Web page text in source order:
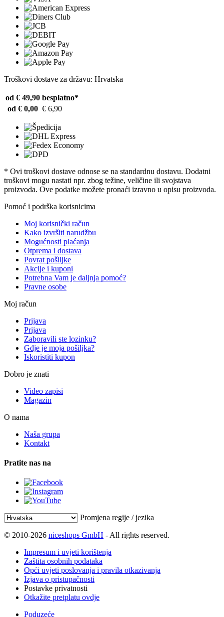
Troškovi dostave za državu: Hrvatska
od € 49,90 besplatno*
od € 0,00 € 6,90
* Ovi troškovi dostave odnose se na standardnu ​​dostavu. Dodatni
troškovi mogu nastati npr. zbog težine, veličine ili svojstava
proizvoda. Ove podatke možete pronaći izravno u opisu proizvoda.
Pomoć i podrška korisnicima
Moj korisnički račun
Kako izvršiti narudžbu
Mogućnosti plaćanja
Otprema i dostava
Povrat pošiljke
Akcije i kuponi
Potrebna Vam je daljnja pomoć?
Pravne osobe
Moj račun
Prijava
Prijava
Zaboravili ste lozinku?
Gdje je moja pošiljka?
Iskoristiti kupon
Dobro je znati
Video zapisi
Magazin
O nama
Naša grupa
Kontakt
Pratite nas na
Promjena regije / jezika
© 2010-2026 niceshops GmbH - All rights reserved.
Impresum i uvjeti korištenja
Zaštita osobnih podataka
Opći uvjeti poslovanja i pravila otkazivanja
Izjava o pristupačnosti
Postavke privatnosti
Otkažite pretplatu ovdje
Poduzeće